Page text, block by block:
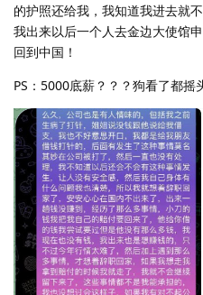
的护照还给我，我知道我进去就
我出来以后一个人去金边大使馆
回到中国！
PS：5000底薪？？？狗看了都摇